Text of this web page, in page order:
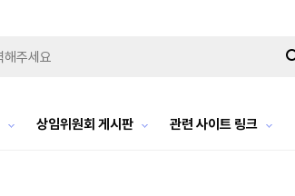
상임위원회 게시판 관련 사이트 링크